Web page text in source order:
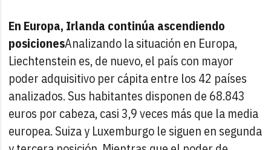
En Europa, Irlanda continúa ascendiendo
posicionesAnalizando la situación en Europa,
Liechtenstein es, de nuevo, el país con mayor
poder adquisitivo per cápita entre los 42 países
analizados. Sus habitantes disponen de 68.843
euros por cabeza, casi 3,9 veces más que la media
europea. Suiza y Luxemburgo le siguen en segunda